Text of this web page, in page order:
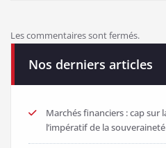
Les commentaires sont fermés.
Nos derniers articles
Marchés financiers : cap sur
l’impératif de la